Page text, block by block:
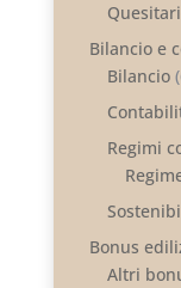
Bilancio e
Bilancio
Regimi
Bonus
Altri